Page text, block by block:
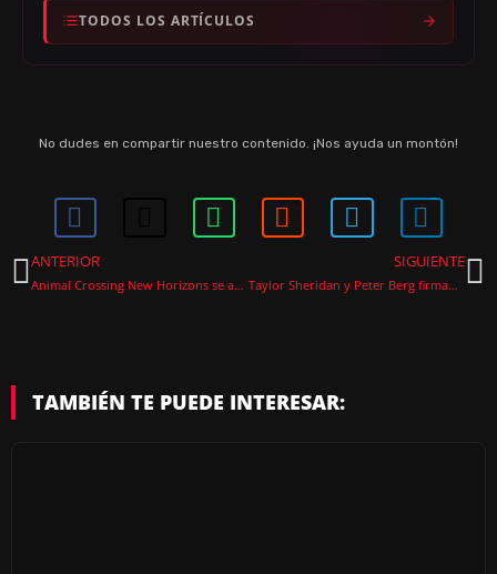
TODOS LOS ARTÍCULOS
No dudes en compartir nuestro contenido. ¡Nos ayuda un montón!
ANTERIOR
Animal Crossing New Horizons se actualiza con gran contenido y con una versión para Switch 2
SIGUIENTE
Taylor Sheridan y Peter Berg firman como guionistas de Call of Duty
TAMBIÉN TE PUEDE INTERESAR: